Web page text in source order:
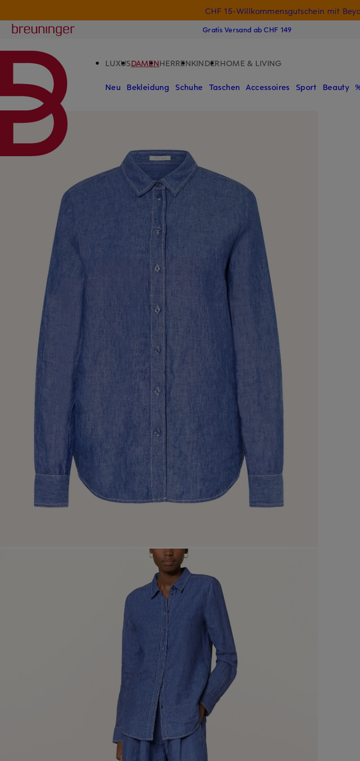
CHF 15-Willkommensgutschein mit
Breuninger
Gratis Versand ab CHF 149
LUXUSDAMENHERRENKINDERHOME & LIVING
Neu Bekleidung Schuhe Taschen Accessoires Sport Beauty